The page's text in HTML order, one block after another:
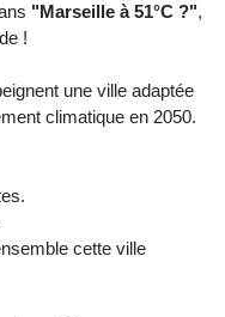
"Marseille à 51°C ?",
!
une ville adaptée
climatique en 2050.
cette ville